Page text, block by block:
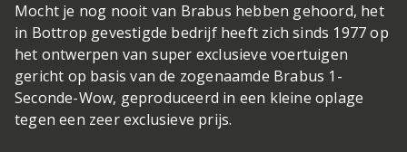
Mocht je nog nooit van Brabus hebben gehoord, het
in Bottrop gevestigde bedrijf heeft zich sinds 1977 op
het ontwerpen van super exclusieve voertuigen
gericht op basis van de zogenaamde Brabus 1-
Seconde-Wow, geproduceerd in een kleine oplage
tegen een zeer exclusieve prijs.